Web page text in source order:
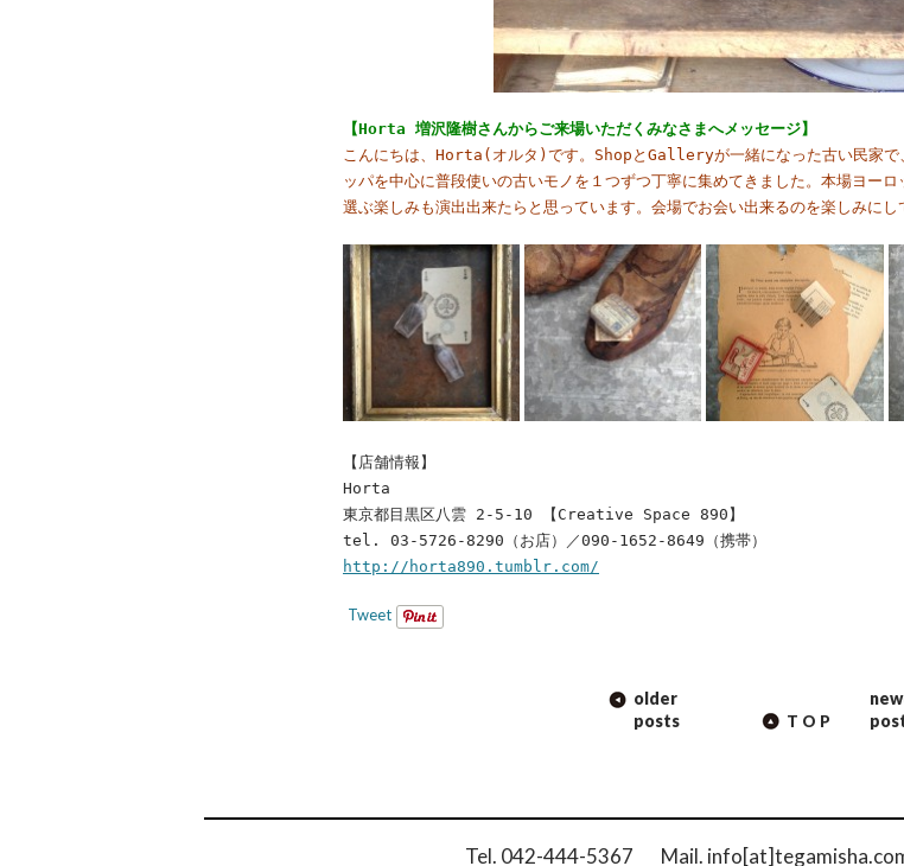
【Horta 増沢隆樹さんからご来場いただくみなさまへメッセージ】
こんにちは、Horta(オルタ)です。ShopとGalleryが一緒になった古い民家で
ッパを中心に普段使いの古いモノを１つずつ丁寧に集めてきました。本場ヨー
選ぶ楽しみも演出出来たらと思っています。会場でお会い出来るのを楽しみにし
【店舗情報】
Horta
東京都目黒区八雲 2-5-10 【Creative Space 890】
tel. 03-5726-8290（お店）／090-1652-8649（携帯）
http://horta890.tumblr.com/
Tweet
older
posts
TOP
Tel. 042-444-5367 Mail.